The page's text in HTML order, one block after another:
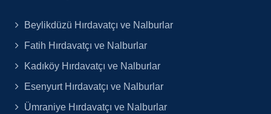
Beylikdüzü Hırdavatçı ve Nalburlar
Fatih Hırdavatçı ve Nalburlar
Kadıköy Hırdavatçı ve Nalburlar
Esenyurt Hırdavatçı ve Nalburlar
Ümraniye Hırdavatçı ve Nalburlar